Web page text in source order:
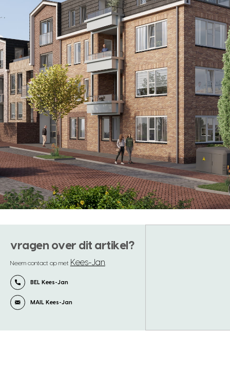
vragen over dit artikel?
Neem contact op met Kees-Jan
BEL Kees-Jan
MAIL Kees-Jan